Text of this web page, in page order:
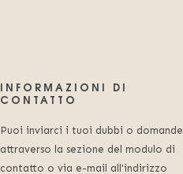
INFORMAZIONI DI
CONTATTO
Puoi inviarci i tuoi dubbi o domande
attraverso la sezione del modulo di
contatto o via e-mail all'indirizzo